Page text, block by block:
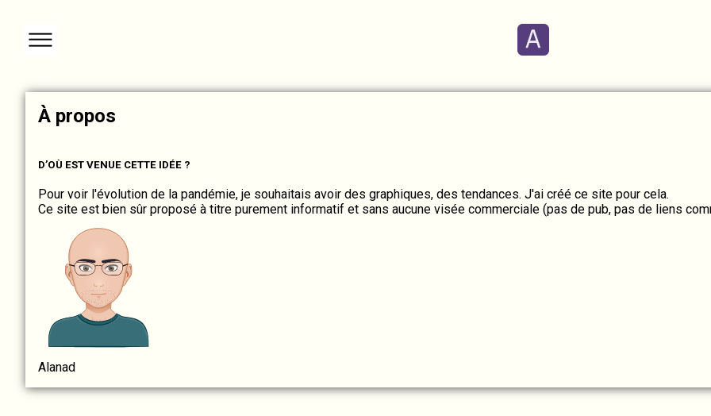
À propos
D’OÙ EST VENUE CETTE IDÉE ?
Pour voir l'évolution de la pandémie, je souhaitais avoir des graphiques, des tendances. J'ai créé ce site pour cela.
Ce site est bien sûr proposé à titre purement informatif et sans aucune visée commerciale (pas de pub, pas de liens
Alanad